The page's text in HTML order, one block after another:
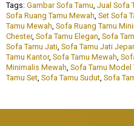
Tags: Gambar Sofa Tamu, Jual Sofa
Sofa Ruang Tamu Mewah, Set Sofa
Tamu Mewah, Sofa Ruang Tamu
Chester, Sofa Tamu Elegan, Sofa
Sofa Tamu Jati, Sofa Tamu Jati
Tamu Kantor, Sofa Tamu Mewah,
Minimalis Mewah, Sofa Tamu Model
Tamu Set, Sofa Tamu Sudut, Sofa